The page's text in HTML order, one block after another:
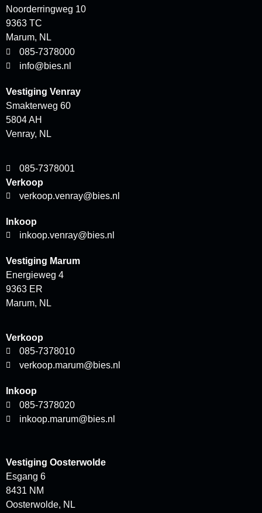
Noorderringweg 10
9363 TC
Marum, NL
085-7378000
info@bies.nl
Vestiging Venray
Smakterweg 60
5804 AH
Venray, NL
085-7378001
Verkoop
verkoop.venray@bies.nl
Inkoop
inkoop.venray@bies.nl
Vestiging Marum
Energieweg 4
9363 ER
Marum, NL
Verkoop
085-7378010
verkoop.marum@bies.nl
Inkoop
085-7378020
inkoop.marum@bies.nl
Vestiging Oosterwolde
Esgang 6
8431 NM
Oosterwolde, NL